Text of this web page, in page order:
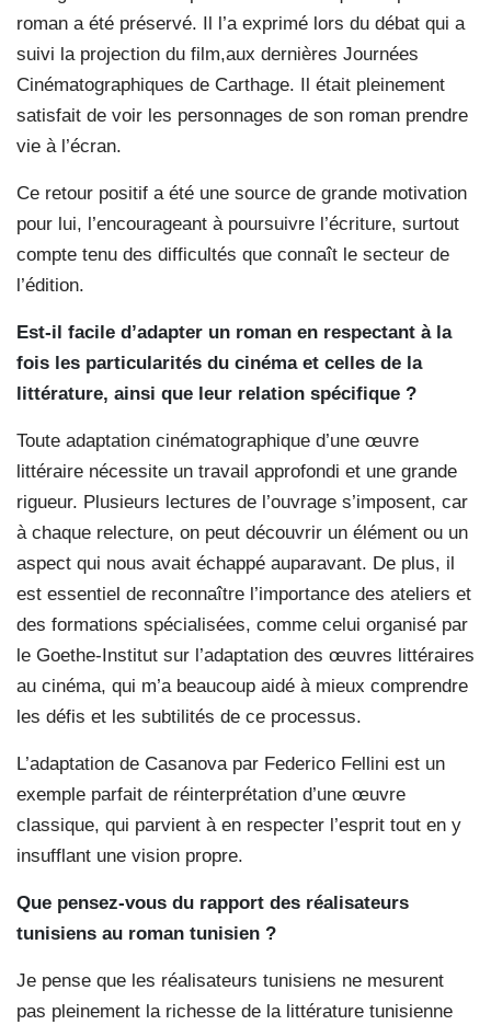
roman a été préservé. Il l’a exprimé lors du débat qui a
suivi la projection du film,aux dernières Journées
Cinématographiques de Carthage. Il était pleinement
satisfait de voir les personnages de son roman prendre
vie à l’écran.
Ce retour positif a été une source de grande motivation
pour lui, l’encourageant à poursuivre l’écriture, surtout
compte tenu des difficultés que connaît le secteur de
l’édition.
Est-il facile d’adapter un roman en respectant à la
fois les particularités du cinéma et celles de la
littérature, ainsi que leur relation spécifique ?
Toute adaptation cinématographique d’une œuvre
littéraire nécessite un travail approfondi et une grande
rigueur. Plusieurs lectures de l’ouvrage s’imposent, car
à chaque relecture, on peut découvrir un élément ou un
aspect qui nous avait échappé auparavant. De plus, il
est essentiel de reconnaître l’importance des ateliers et
des formations spécialisées, comme celui organisé par
le Goethe-Institut sur l’adaptation des œuvres littéraires
au cinéma, qui m’a beaucoup aidé à mieux comprendre
les défis et les subtilités de ce processus.
L’adaptation de Casanova par Federico Fellini est un
exemple parfait de réinterprétation d’une œuvre
classique, qui parvient à en respecter l’esprit tout en y
insufflant une vision propre.
Que pensez-vous du rapport des réalisateurs
tunisiens au roman tunisien ?
Je pense que les réalisateurs tunisiens ne mesurent
pas pleinement la richesse de la littérature tunisienne